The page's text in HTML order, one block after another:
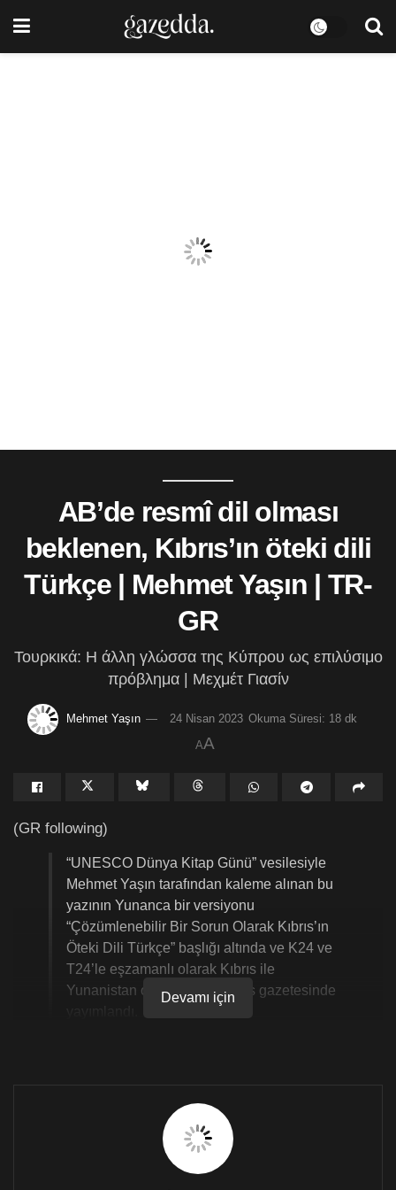
AB’de resmî dil olması
beklenen, Kıbrıs’ın öteki dili
Türkçe | Mehmet Yaşın | TR-
GR
Τουρκικά: Η άλλη γλώσσα της Κύπρου ως επιλύσιμο
πρόβλημα | Μεχμέτ Γιασίν
Mehmet Yaşın 24 Nisan 2023 Okuma Süresi: 18 dk
AA
(GR following)
“UNESCO Dünya Kitap Günü” vesilesiyle
Mehmet Yaşın tarafından kaleme alınan bu
yazının Yunanca bir versiyonu
“Çözümlenebilir Bir Sorun Olarak Kıbrıs’ın
Öteki Dili Türkçe” başlığı altında ve K24 ve
T24’le eşzamanlı olarak Kıbrıs ile
Yunanistan okurları için Politis gazetesinde
İlk kez Kıbrıslırum basınına bir yazı yazıyorum. Türkiye
basınında ise, bu can alıcı konuyu Yunanca yazımdan
hareketle ilk kez gündeme getiriyorum. Çünkü Türkçe
konuşan yurttaşların, Türkçenin AB dili sayılması
Devamı için